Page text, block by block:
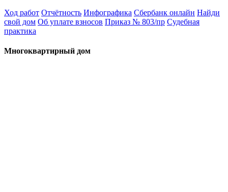
Ход работ Отчётность Инфографика Сбербанк онлайн Найди
свой дом Об уплате взносов Приказ № 803/пр Судебная
практика
Многоквартирный дом